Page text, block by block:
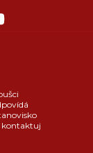
kontaktuj